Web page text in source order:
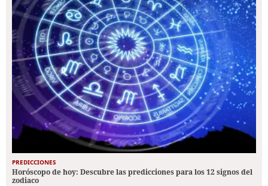
PREDICCIONES
Horóscopo de hoy: Descubre las predicciones para los 12 signos del
zodiaco